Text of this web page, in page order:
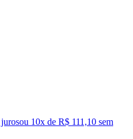
ou 10x de R$ 111,10 sem